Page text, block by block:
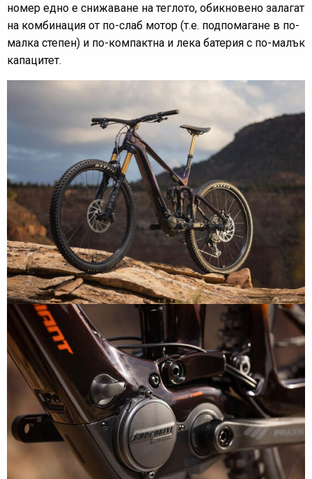
номер едно е снижаване на теглото, обикновено залагат
на комбинация от по-слаб мотор (т.е. подпомагане в по-
малка степен) и по-компактна и лека батерия с по-малък
капацитет.